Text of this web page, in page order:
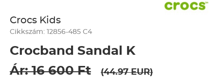
Crocs Kids
Cikkszám: 12856-485 C4
Crocband Sandal K
Ár: 16 600 Ft
(44.97 EUR)